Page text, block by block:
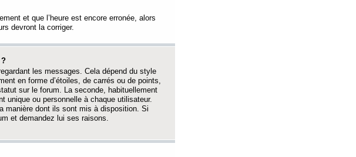
et que l’heure est encore erronée, alors
devront la corriger.
?
les messages. Cela dépend du style
en forme d’étoiles, de carrés ou de points,
sur le forum. La seconde, habituellement
unique ou personnelle à chaque utilisateur.
manière dont ils sont mis à disposition. Si
et demandez lui ses raisons.